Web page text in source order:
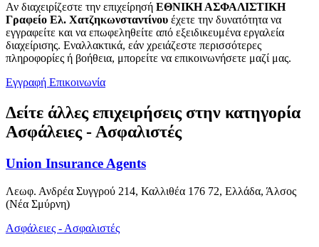
Αν διαχειρίζεστε την επιχείρησή ΕΘΝΙΚΗ ΑΣΦΑΛΙΣΤΙΚΗ
Γραφείο Ελ. Χατζηκωνσταντίνου έχετε την δυνατότητα να
εγγραφείτε και να επωφεληθείτε από εξειδικευμένα εργαλεία
διαχείρισης. Εναλλακτικά, εάν χρειάζεστε περισσότερες
πληροφορίες ή βοήθεια, μπορείτε να επικοινωνήσετε μαζί μας.
Εγγραφή Επικοινωνία
Δείτε άλλες επιχειρήσεις στην κατηγορία
Ασφάλειες - Ασφαλιστές
Union Insurance Agents
Λεωφ. Ανδρέα Συγγρού 214, Καλλιθέα 176 72, Ελλάδα, Άλσος
(Νέα Σμύρνη)
Ασφάλειες - Ασφαλιστές